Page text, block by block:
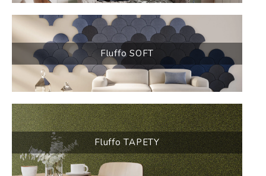
Fluffo SOFT
Fluffo TAPETY